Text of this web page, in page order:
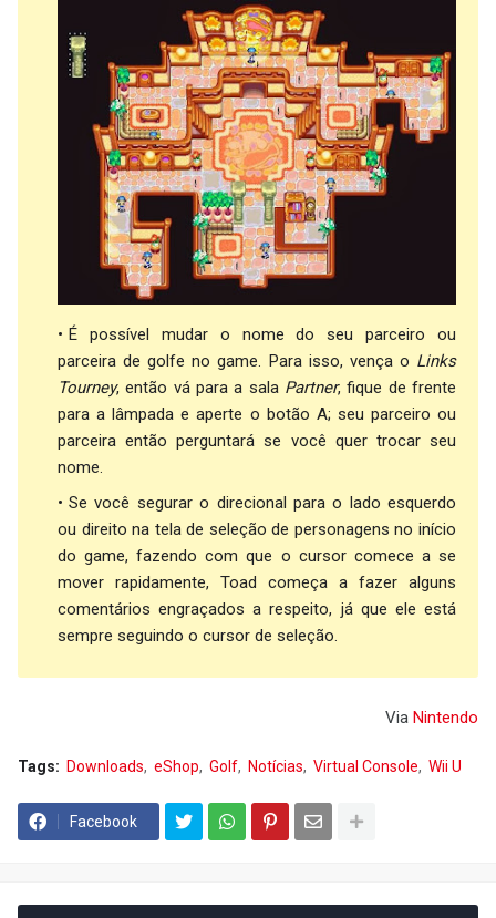
É possível mudar o nome do seu parceiro ou
parceira de golfe no game. Para isso, vença o Links
Tourney, então vá para a sala Partner, fique de frente
para a lâmpada e aperte o botão A; seu parceiro ou
parceira então perguntará se você quer trocar seu
nome.
Se você segurar o direcional para o lado esquerdo
ou direito na tela de seleção de personagens no início
do game, fazendo com que o cursor comece a se
mover rapidamente, Toad começa a fazer alguns
comentários engraçados a respeito, já que ele está
sempre seguindo o cursor de seleção.
Via Nintendo
Tags: Downloads eShop Golf Notícias Virtual Console Wii U
Facebook